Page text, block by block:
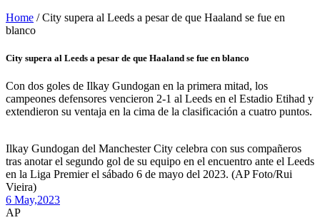
Home / City supera al Leeds a pesar de que Haaland se fue en
blanco
City supera al Leeds a pesar de que Haaland se fue en blanco
Con dos goles de Ilkay Gundogan en la primera mitad, los
campeones defensores vencieron 2-1 al Leeds en el Estadio Etihad y
extendieron su ventaja en la cima de la clasificación a cuatro puntos.
Ilkay Gundogan del Manchester City celebra con sus compañeros
tras anotar el segundo gol de su equipo en el encuentro ante el Leeds
en la Liga Premier el sábado 6 de mayo del 2023. (AP Foto/Rui
Vieira)
6 May,2023
AP